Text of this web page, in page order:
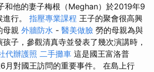
和他的妻子梅根（Meghan）於2019年9
行。 指壓專業課程 王子的聚會很高興
母親 外牆防水 - 醫美做臉 勞的母親為與
子，參觀清真寺並發表了幾次演講時，
代辦護照 二手攤車 這是國王富洛普
6月對國王訪問的重要事件。 在島上行